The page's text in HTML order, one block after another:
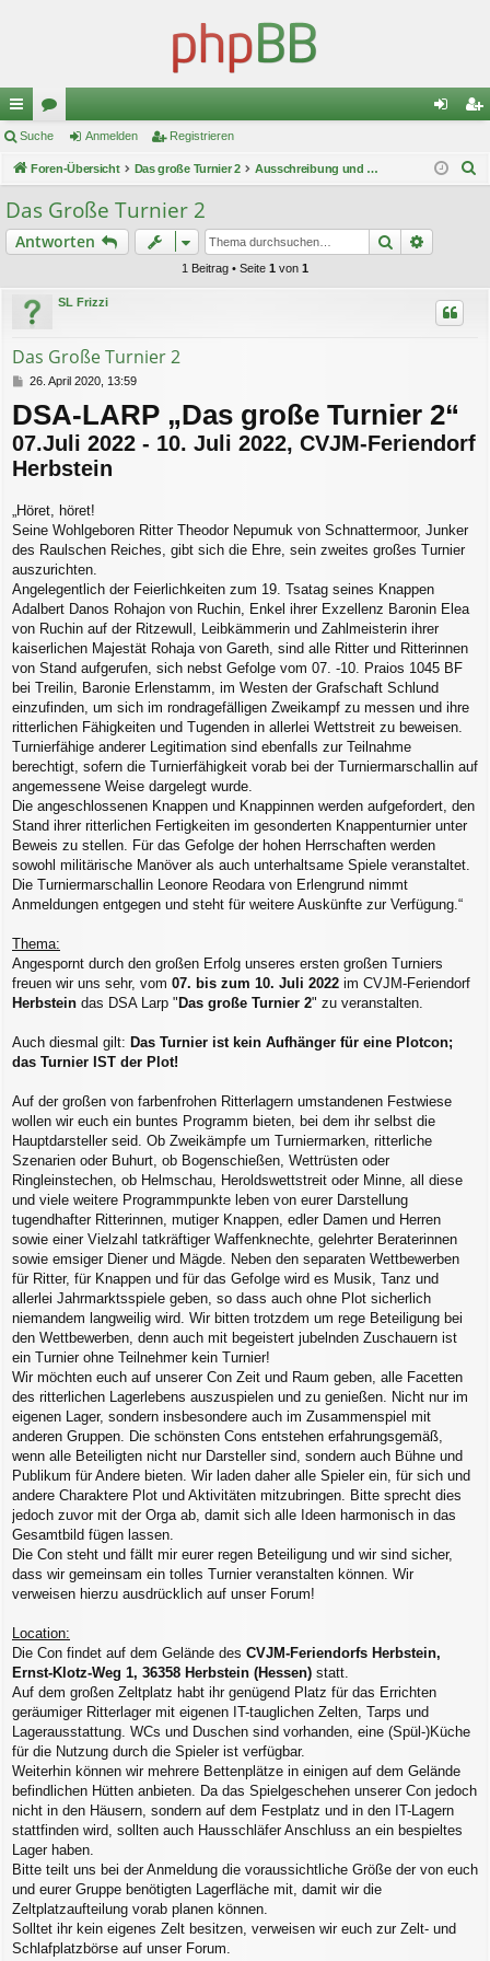
ch
ne
llz
ug
or
en m ist
Suche Anmelden Registrieren
Foren-Übersicht Das große Turnier 2 Ausschreibung und Anmeldung
Das Große Turnier 2
Antworten Suche
1 Beitrag • Seite 1 von 1
SL Frizzi
Das Große Turnier 2
B
i
t
r
a
g
26. April 2020, 13:59
DSA-LARP „Das große Turnier 2“
07.Juli 2022 - 10. Juli 2022, CVJM-Feriendorf
Herbstein
„Höret, höret!
Seine Wohlgeboren Ritter Theodor Nepumuk von Schnattermoor, Junker
des Raulschen Reiches, gibt sich die Ehre, sein zweites großes Turnier
auszurichten.
Angelegentlich der Feierlichkeiten zum 19. Tsatag seines Knappen
Adalbert Danos Rohajon von Ruchin, Enkel ihrer Exzellenz Baronin Elea
von Ruchin auf der Ritzewull, Leibkämmerin und Zahlmeisterin ihrer
kaiserlichen Majestät Rohaja von Gareth, sind alle Ritter und Ritterinnen
von Stand aufgerufen, sich nebst Gefolge vom 07. -10. Praios 1045 BF
bei Treilin, Baronie Erlenstamm, im Westen der Grafschaft Schlund
einzufinden, um sich im rondragefälligen Zweikampf zu messen und ihre
ritterlichen Fähigkeiten und Tugenden in allerlei Wettstreit zu beweisen.
Turnierfähige anderer Legitimation sind ebenfalls zur Teilnahme
berechtigt, sofern die Turnierfähigkeit vorab bei der Turniermarschallin auf
angemessene Weise dargelegt wurde.
Die angeschlossenen Knappen und Knappinnen werden aufgefordert, den
Stand ihrer ritterlichen Fertigkeiten im gesonderten Knappenturnier unter
Beweis zu stellen. Für das Gefolge der hohen Herrschaften werden
sowohl militärische Manöver als auch unterhaltsame Spiele veranstaltet.
Die Turniermarschallin Leonore Reodara von Erlengrund nimmt
Anmeldungen entgegen und steht für weitere Auskünfte zur Verfügung.“
Thema:
Angespornt durch den großen Erfolg unseres ersten großen Turniers
freuen wir uns sehr, vom 07. bis zum 10. Juli 2022 im CVJM-Feriendorf
Herbstein das DSA Larp " Das große Turnier 2" zu veranstalten.
Auch diesmal gilt: Das Turnier ist kein Aufhänger für eine Plotcon;
das Turnier IST der Plot!
Auf der großen von farbenfrohen Ritterlagern umstandenen Festwiese
wollen wir euch ein buntes Programm bieten, bei dem ihr selbst die
Hauptdarsteller seid. Ob Zweikämpfe um Turniermarken, ritterliche
Szenarien oder Buhurt, ob Bogenschießen, Wettrüsten oder
Ringleinstechen, ob Helmschau, Heroldswettstreit oder Minne, all diese
und viele weitere Programmpunkte leben von eurer Darstellung
tugendhafter Ritterinnen, mutiger Knappen, edler Damen und Herren
sowie einer Vielzahl tatkräftiger Waffenknechte, gelehrter Beraterinnen
sowie emsiger Diener und Mägde. Neben den separaten Wettbewerben
für Ritter, für Knappen und für das Gefolge wird es Musik, Tanz und
allerlei Jahrmarktsspiele geben, so dass auch ohne Plot sicherlich
niemandem langweilig wird. Wir bitten trotzdem um rege Beteiligung bei
den Wettbewerben, denn auch mit begeistert jubelnden Zuschauern ist
ein Turnier ohne Teilnehmer kein Turnier!
Wir möchten euch auf unserer Con Zeit und Raum geben, alle Facetten
des ritterlichen Lagerlebens auszuspielen und zu genießen. Nicht nur im
eigenen Lager, sondern insbesondere auch im Zusammenspiel mit
anderen Gruppen. Die schönsten Cons entstehen erfahrungsgemäß,
wenn alle Beteiligten nicht nur Darsteller sind, sondern auch Bühne und
Publikum für Andere bieten. Wir laden daher alle Spieler ein, für sich und
andere Charaktere Plot und Aktivitäten mitzubringen. Bitte sprecht dies
jedoch zuvor mit der Orga ab, damit sich alle Ideen harmonisch in das
Gesamtbild fügen lassen.
Die Con steht und fällt mir eurer regen Beteiligung und wir sind sicher,
dass wir gemeinsam ein tolles Turnier veranstalten können. Wir
verweisen hierzu ausdrücklich auf unser Forum!
Location:
Die Con findet auf dem Gelände des CVJM-Feriendorfs Herbstein,
Ernst-Klotz-Weg 1, 36358 Herbstein (Hessen) statt.
Auf dem großen Zeltplatz habt ihr genügend Platz für das Errichten
geräumiger Ritterlager mit eigenen IT-tauglichen Zelten, Tarps und
Lagerausstattung. WCs und Duschen sind vorhanden, eine (Spül-)Küche
für die Nutzung durch die Spieler ist verfügbar.
Weiterhin können wir mehrere Bettenplätze in einigen auf dem Gelände
befindlichen Hütten anbieten. Da das Spielgeschehen unserer Con jedoch
nicht in den Häusern, sondern auf dem Festplatz und in den IT-Lagern
stattfinden wird, sollten auch Hausschläfer Anschluss an ein bespieltes
Lager haben.
Bitte teilt uns bei der Anmeldung die voraussichtliche Größe der von euch
und eurer Gruppe benötigten Lagerfläche mit, damit wir die
Zeltplatzaufteilung vorab planen können.
Solltet ihr kein eigenes Zelt besitzen, verweisen wir euch zur Zelt- und
Schlafplatzbörse auf unser Forum.